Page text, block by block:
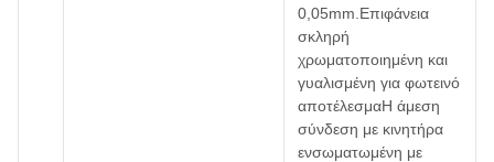
0,05mm.Επιφάνεια
σκληρή
χρωματοποιημένη και
γυαλισμένη για φωτεινό
αποτέλεσμαΗ άμεση
σύνδεση με κινητήρα
ενσωματωμένη με